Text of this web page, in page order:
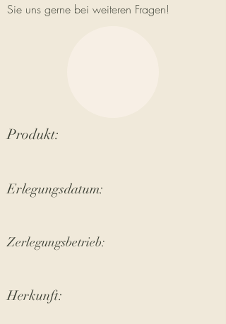
Sie uns gerne bei weiteren Fragen!
Produkt:
Erlegungsdatum:
Zerlegungsbetrieb:
Herkunft: